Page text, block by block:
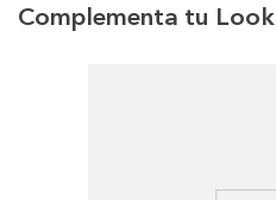
Complementa tu Look